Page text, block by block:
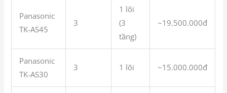
Panasonic
TK-AS45
3
1 lõi
(3
tầng)
~19.500.000đ
Panasonic
TK-AS30
3 1 lõi ~15.000.000đ